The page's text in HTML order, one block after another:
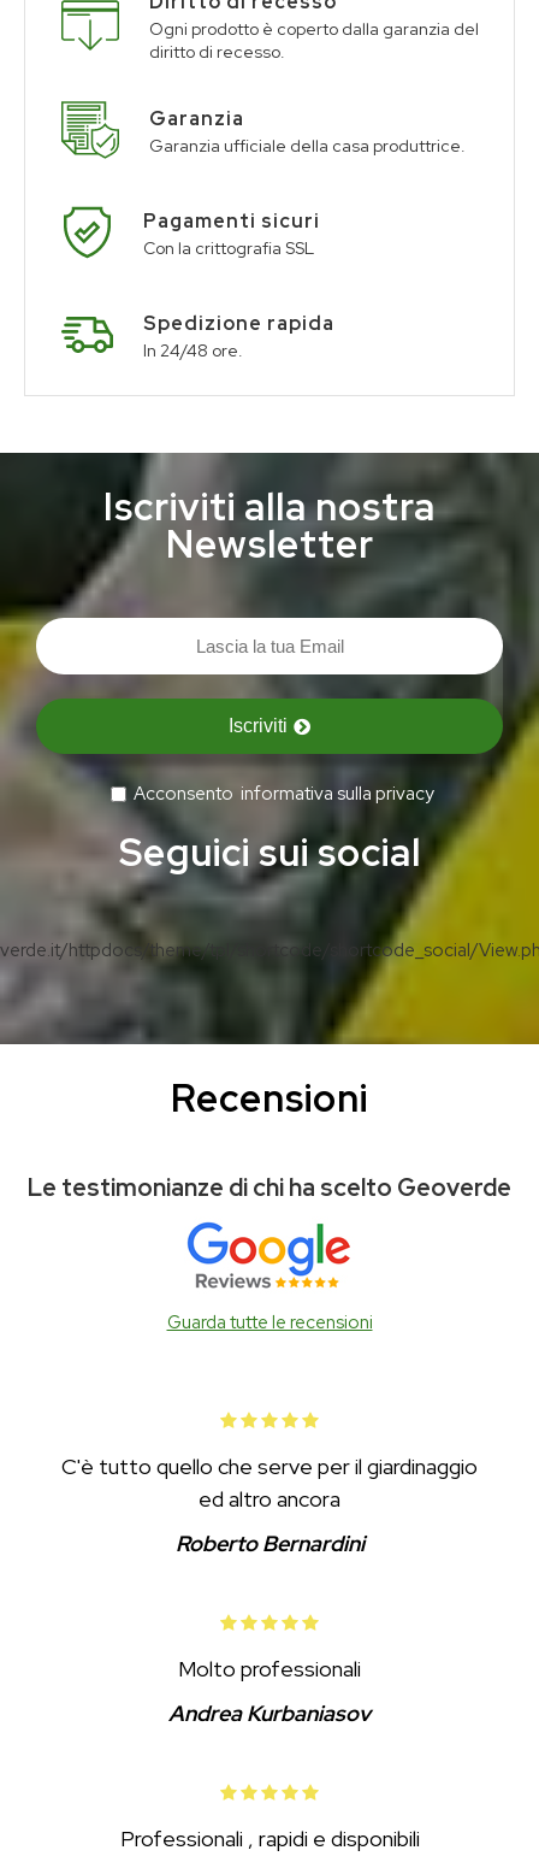
Ogni prodotto è coperto dalla garanzia del
diritto di recesso.
Garanzia
Garanzia ufficiale della casa produttrice.
Pagamenti sicuri
Con la crittografia SSL
Spedizione rapida
In 24/48 ore.
Iscriviti alla nostra
Newsletter
Iscriviti
Acconsento informativa sulla privacy
Seguici sui social
httpdocs/theme/tpl/shortcode/shortcode_social/
Recensioni
Le testimonianze di chi ha scelto Geoverde
Guarda tutte le recensioni
C'è tutto quello che serve per il giardinaggio
ed altro ancora
Roberto Bernardini
Molto professionali
Andrea Kurbaniasov
Professionali , rapidi e disponibili